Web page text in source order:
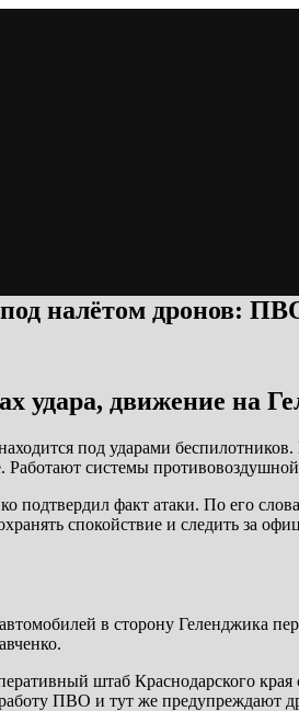
налётом дронов:
удара, движение на
под ударами
Работают системы
подтвердил факт атаки. По его
спокойствие и следить за
в сторону Геленджика
штаб Краснодарского
ПВО и тут же предупреждают